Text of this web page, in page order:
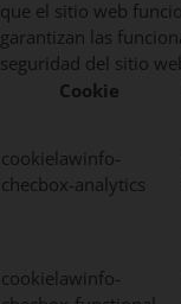
que el sitio web
garantizan las
seguridad del sitio
Cookie
cookielawinfo-
checbox-analytics
cookielawinfo-